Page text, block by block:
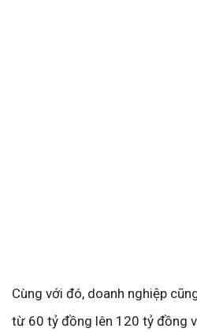
Cùng với đó, doanh nghiệp
từ 60 tỷ đồng lên 120 tỷ đồng